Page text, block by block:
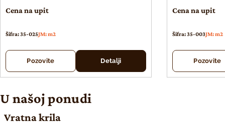
Cena na upit
Šifra: 35-025JM: m2
Pozovite Detalji
Cena na upit
Šifra: 35-003JM: m2
Pozovite
U našoj ponudi
Vratna krila